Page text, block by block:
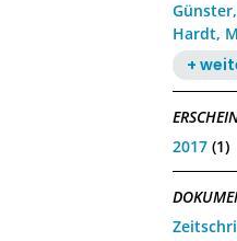
Hardt,
+
2017 (1)